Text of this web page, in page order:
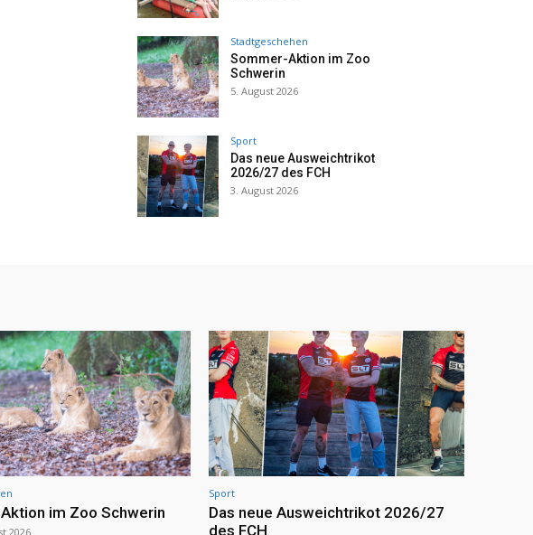
Stadtgeschehen
Sommer-Aktion im Zoo
Schwerin
5. August 2026
Sport
Das neue Ausweichtrikot
2026/27 des FCH
3. August 2026
im Zoo Schwerin
2026
Sport
Das neue Ausweichtrikot 2026/27
des FCH